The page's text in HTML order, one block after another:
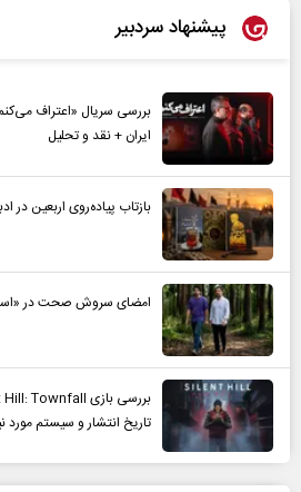
پیشنهاد سردبیر
بررسی سریال «اعتراف
ایران + نقد و تحلیل
بازتاب پیاده‌روی اربعین در
امضای سروش صحت در
تاریخ انتشار و سیستم مورد